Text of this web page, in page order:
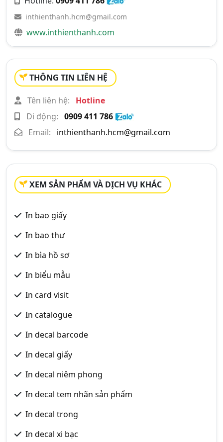
inthienthanh.hcm@gmail.com
www.inthienthanh.com
THÔNG TIN LIÊN HỆ
Tên liên hệ:
Hotline
Di động: 0909 411 786
Email:
inthienthanh.hcm@gmail.com
XEM SẢN PHẨM VÀ DỊCH VỤ KHÁC
In bao giấy
In bao thư
In bìa hồ sơ
In biểu mẫu
In card visit
In catalogue
In decal barcode
In decal giấy
In decal niêm phong
In decal tem nhãn sản phẩm
In decal trong
In decal xi bạc